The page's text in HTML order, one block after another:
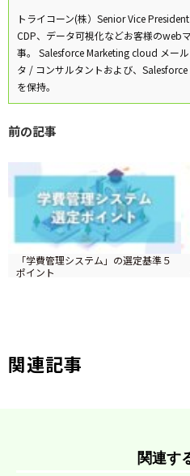
トライコーン(株）Senior Vice
CDP、データ可視化などお客様のweb
事。 Salesforce Marketing cloud メー
タ / コンサルタントおよび、
を保持。
前の記事
「学費管理システム」の選定基準５
ポイント
関連記事
関連す